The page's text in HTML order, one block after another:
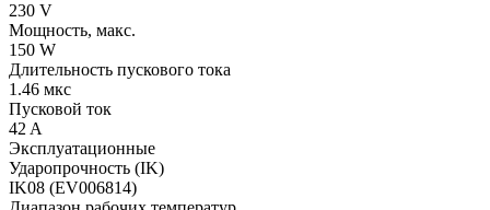
230 V
Мощность, макс.
150 W
Длительность пускового тока
1.46 мкс
Пусковой ток
42 A
Эксплуатационные
Ударопрочность (IK)
IK08 (EV006814)